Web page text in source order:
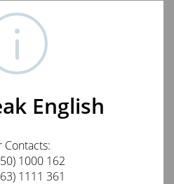
HiDiamond Speaker
здесь
English
Contacts:
1000 162
1111 361